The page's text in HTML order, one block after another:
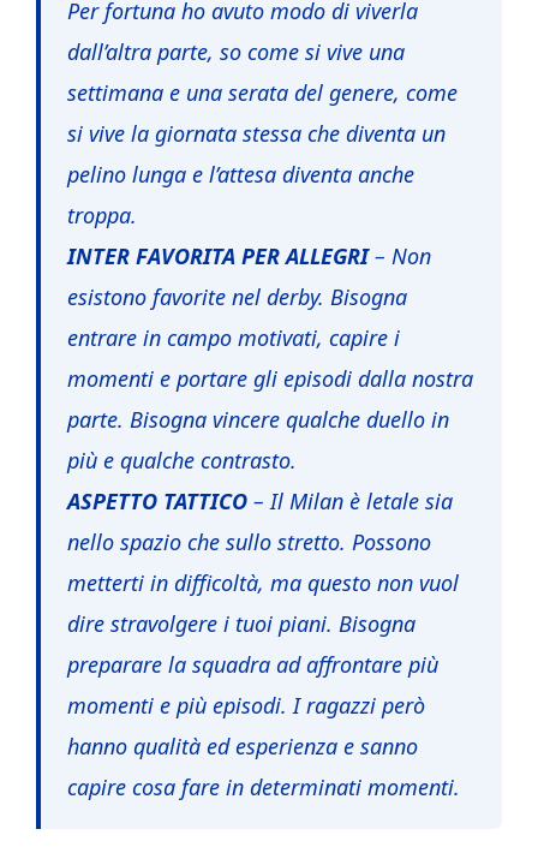
Per fortuna ho avuto modo di viverla
dall’altra parte, so come si vive una
settimana e una serata del genere, come
si vive la giornata stessa che diventa un
pelino lunga e l’attesa diventa anche
troppa.
INTER FAVORITA PER ALLEGRI– Non
esistono favorite nel derby. Bisogna
entrare in campo motivati, capire i
momenti e portare gli episodi dalla nostra
parte. Bisogna vincere qualche duello in
più e qualche contrasto.
ASPETTO TATTICO – Il Milan è letale sia
nello spazio che sullo stretto. Possono
metterti in difficoltà, ma questo non vuol
dire stravolgere i tuoi piani. Bisogna
preparare la squadra ad affrontare più
momenti e più episodi. I ragazzi però
hanno qualità ed esperienza e sanno
capire cosa fare in determinati momenti.